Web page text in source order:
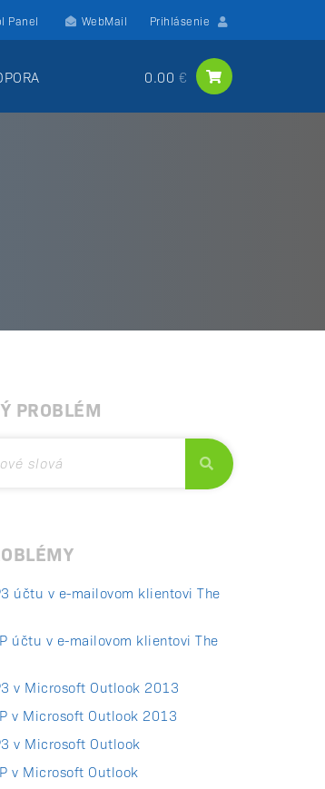
Panel WebMail Prihlásenie
0.00
PROBLÉM
účtu v e-mailovom klientovi The
účtu v e-mailovom klientovi The
v Microsoft Outlook 2013
v Microsoft Outlook 2013
v Microsoft Outlook
v Microsoft Outlook